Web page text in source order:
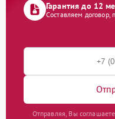
Гарантия до 12
Составляем договор,
Отправляя, Вы